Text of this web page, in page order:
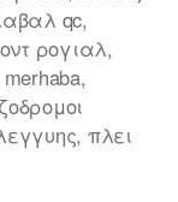
qc,
ρογιαλ,
,
, πλει